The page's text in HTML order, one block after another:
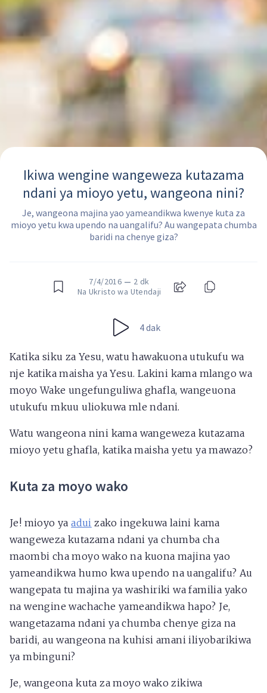
Ikiwa wengine wangeweza kutazama
ndani ya mioyo yetu, wangeona nini?
Je, wangeona majina yao yameandikwa kwenye kuta za
mioyo yetu kwa upendo na uangalifu? Au wangepata chumba
baridi na chenye giza?
7/4/2016 — 2 dk
Na Ukristo wa Utendaji
4 dak
Katika siku za Yesu, watu hawakuona utukufu wa
nje katika maisha ya Yesu. Lakini kama mlango wa
moyo Wake ungefunguliwa ghafla, wangeuona
utukufu mkuu uliokuwa mle ndani.
Watu wangeona nini kama wangeweza kutazama
mioyo yetu ghafla, katika maisha yetu ya mawazo?
Kuta za moyo wako
Je! mioyo yaadui zako ingekuwa laini kama
wangeweza kutazama ndani ya chumba cha
maombi cha moyo wako na kuona majina yao
yameandikwa humo kwa upendo na uangalifu? Au
wangepata tu majina ya washiriki wa familia yako
na wengine wachache yameandikwa hapo? Je,
wangetazama ndani ya chumba chenye giza na
baridi, au wangeona na kuhisi amani iliyobarikiwa
ya mbinguni?
Je, wangeona kuta za moyo wako zikiwa